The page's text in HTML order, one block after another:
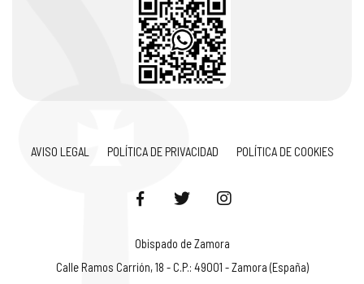
AVISO LEGAL POLÍTICA DE PRIVACIDAD POLÍTICA DE COOKIES
Obispado de Zamora
Calle Ramos Carrión, 18 - C.P.: 49001 - Zamora (España)